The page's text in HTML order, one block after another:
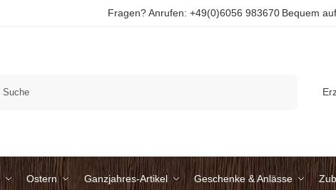
Fragen? Anrufen: +49(0)6056 983670 Bequem
Ostern Ganzjahres-Artikel Geschenke & Anlässe